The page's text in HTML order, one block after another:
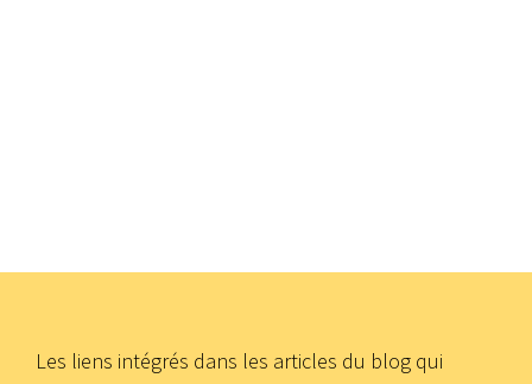
Les liens intégrés dans les articles du blog qui